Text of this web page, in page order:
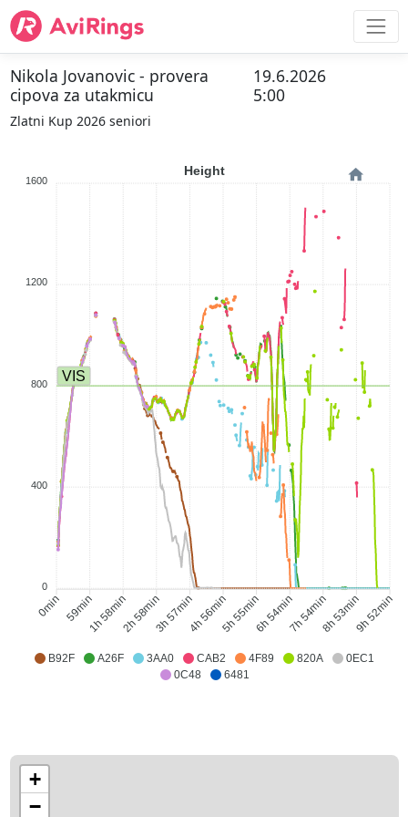
Nikola Jovanovic - provera
cipova za utakmicu
19.6.2026
5:00
Zlatni Kup 2026 seniori
B92F A26F 3AA0 CAB2 4F89 820A
0EC1
0C48
6481
Height
1600
1200
800
400
0
0min 59min1h 58min2h 58min3h 57min4h 56min5h 55min6h 54min7h 54min8h 53min9h 52min
VIS
+
−